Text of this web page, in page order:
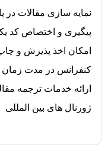
نمایه سازی مقالات در
پیگیری و اختصاص کد
امکان اخذ پذیرش و
کنفرانس در مدت زمان
ارائه خدمات ترجمه
ژورنال های بین المللی